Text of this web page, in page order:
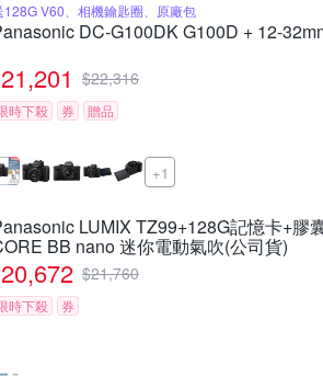
128G V60、相機鑰匙圈、原廠包
DC-G100DK G100D + 12-
21,201 $22,316
時下殺 券 贈品
+1
LUMIX TZ99+128G記憶卡+膠
BB nano 迷你電動氣吹(公司貨)
20,672 $21,760
時下殺 券